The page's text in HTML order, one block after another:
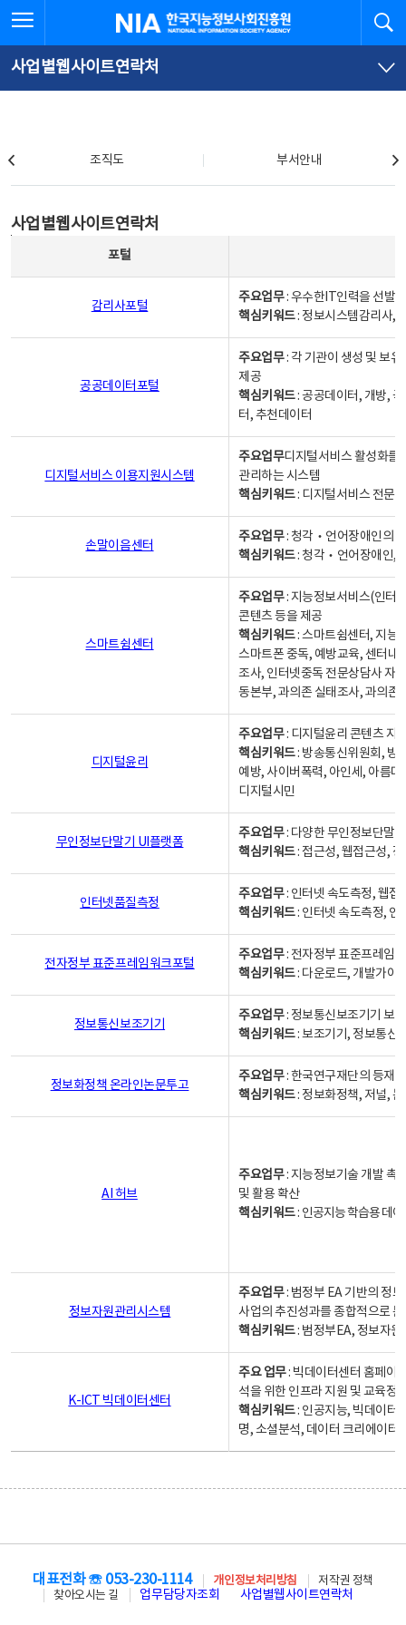
문
로
가
체
뉴
바
가
한국지능정보사회진흥원
사업별웹사이트연락처
조직도 부서안내
사업별웹사이트연락처
포털
감리사포털
주요업무: 우수한IT인력을 선발
핵심키워드: 정보시스템감리사,
공공데이터포털
주요업무: 각 기관이 생성 및 보
제공
핵심키워드: 공공데이터, 개방,
터, 추천데이터
디지털서비스 이용지원시스템
주요업무디지털서비스 활성화를
관리하는 시스템
핵심키워드: 디지털서비스 전문
손말이음센터
주요업무: 청각‧언어장애인의
핵심키워드: 청각‧언어장애인,
스마트쉼센터
주요업무: 지능정보서비스(인터
콘텐츠 등을 제공
핵심키워드: 스마트쉼센터, 지능
스마트폰 중독, 예방교육, 센터내
조사, 인터넷중독 전문상담사 자
동본부, 과의존 실태조사, 과의존
디지털윤리
주요업무: 디지털윤리 콘텐츠 지
핵심키워드: 방송통신위원회, 방
예방, 사이버폭력, 아인세, 아름
디지털시민
무인정보단말기 UI플랫폼
주요업무: 다양한 무인정보단말
핵심키워드: 접근성, 웹접근성,
인터넷품질측정
주요업무: 인터넷 속도측정, 웹접
핵심키워드: 인터넷 속도측정, 인
전자정부 표준프레임워크포털
주요업무: 전자정부 표준프레임
핵심키워드: 다운로드, 개발가이
정보통신보조기기
주요업무: 정보통신보조기기 보
핵심키워드: 보조기기, 정보통신
정보화정책 온라인논문투고
주요업무: 한국연구재단의 등재
핵심키워드: 정보화정책, 저널,
AI 허브
주요업무: 지능정보기술 개발 촉
및 활용 확산
핵심키워드: 인공지능 학습용 데
정보자원관리시스템
주요업무: 범정부 EA 기반의 정
사업의 추진성과를 종합적으로
핵심키워드: 범정부EA, 정보자
K-ICT 빅데이터센터
주요 업무: 빅데이터센터 홈페이
석을 위한 인프라 지원 및 교육정
핵심키워드: 인공지능, 빅데이터,
명, 소셜분석, 데이터 크리에이터
대표전화 ☏ 053-230-1114 개인정보처리방침
저작권 정책
찾아오시는 길
업무담당자조회 사업별웹사이트연락처